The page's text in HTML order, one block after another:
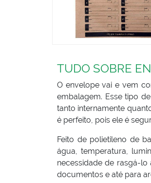
TUDO SOBRE
O envelope vai e vem
embalagem. Esse tipo
tanto internamente
é perfeito, pois ele é
Feito de polietileno de
água, temperatura,
necessidade de rasgá-
documentos e até para